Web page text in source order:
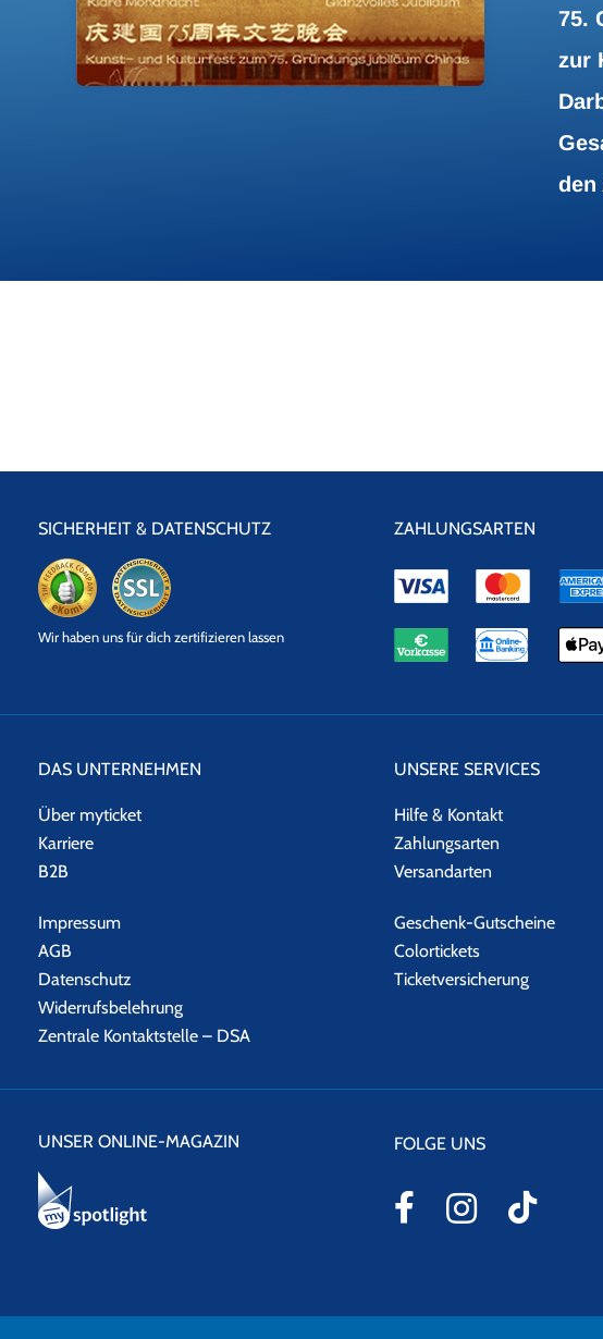
75.
zur
den
SICHERHEIT & DATENSCHUTZ
Datensicherheit
Wir haben uns für dich zertifizieren lassen
ZAHLUNGSARTEN
DAS UNTERNEHMEN
Über myticket
Karriere
B2B
Impressum
AGB
Datenschutz
Widerrufsbelehrung
Zentrale Kontaktstelle – DSA
UNSERE SERVICES
Hilfe & Kontakt
Zahlungsarten
Versandarten
Geschenk-Gutscheine
Colortickets
Ticketversicherung
UNSER ONLINE-MAGAZIN FOLGE UNS